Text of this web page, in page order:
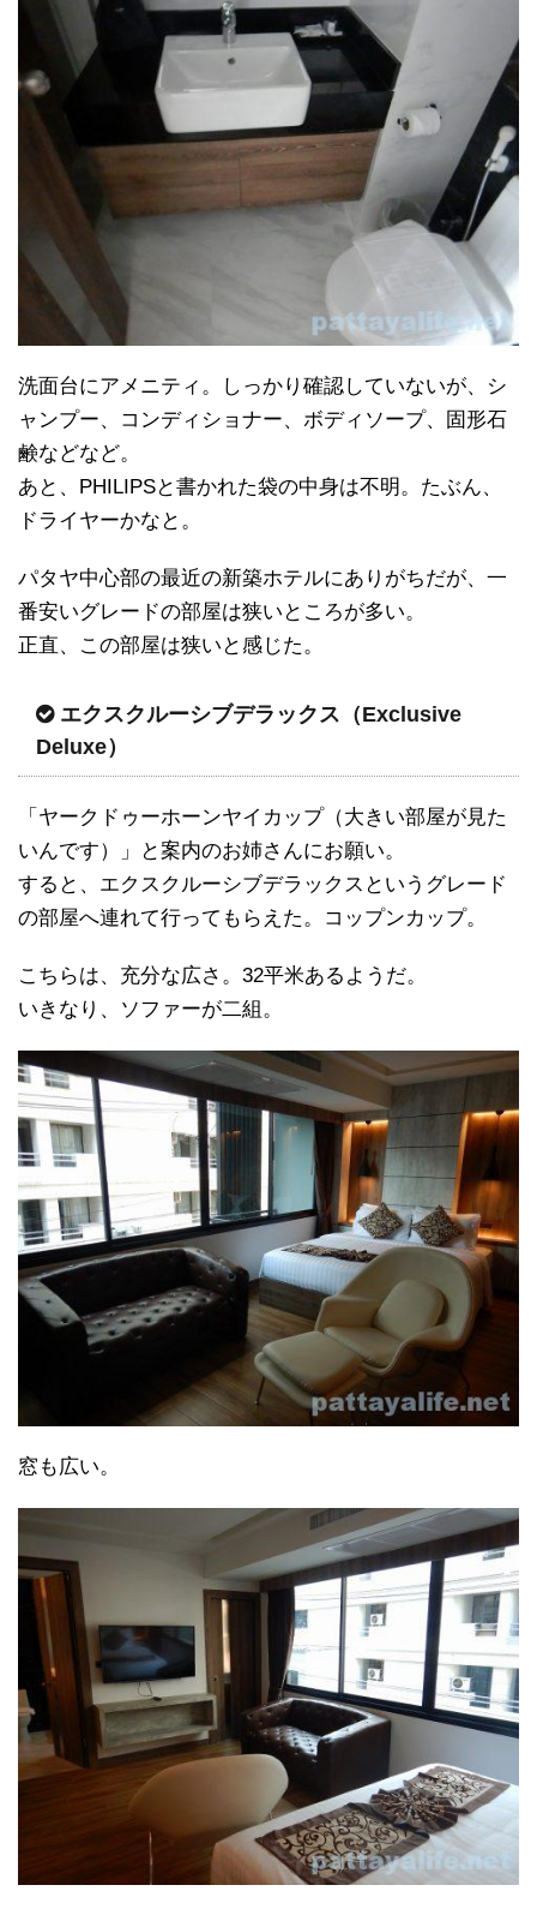
洗面台にアメニティ。しっかり確認していないが、シ
ャンプー、コンディショナー、ボディソープ、固形石
鹸などなど。
あと、PHILIPSと書かれた袋の中身は不明。たぶん、
ドライヤーかなと。
パタヤ中心部の最近の新築ホテルにありがちだが、一
番安いグレードの部屋は狭いところが多い。
正直、この部屋は狭いと感じた。
エクスクルーシブデラックス（Exclusive
Deluxe）
「ヤークドゥーホーンヤイカップ（大きい部屋が見た
いんです）」と案内のお姉さんにお願い。
すると、エクスクルーシブデラックスというグレード
の部屋へ連れて行ってもらえた。コップンカップ。
こちらは、充分な広さ。32平米あるようだ。
いきなり、ソファーが二組。
窓も広い。